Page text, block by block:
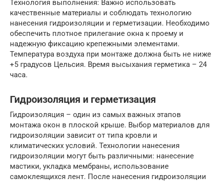
Технология выполнения: Важно использовать
качественные материалы и соблюдать технологию
нанесения гидроизоляции и герметизации. Необходимо
обеспечить плотное прилегание окна к проему и
надежную фиксацию крепежными элементами.
Температура воздуха при монтаже должна быть не ниже
+5 градусов Цельсия. Время высыхания герметика – 24
часа.
Гидроизоляция и герметизация
Гидроизоляция – один из самых важных этапов
монтажа окон в плоской крыше. Выбор материалов для
гидроизоляции зависит от типа кровли и
климатических условий. Технологии нанесения
гидроизоляции могут быть различными: нанесение
мастики, укладка мембраны, использование
самоклеящихся лент. После нанесения гидроизоляции